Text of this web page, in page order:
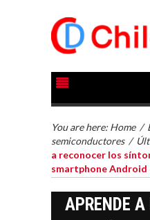
You are here: Home /
semiconductores /
a reconocer los
smartphone
APRENDE A